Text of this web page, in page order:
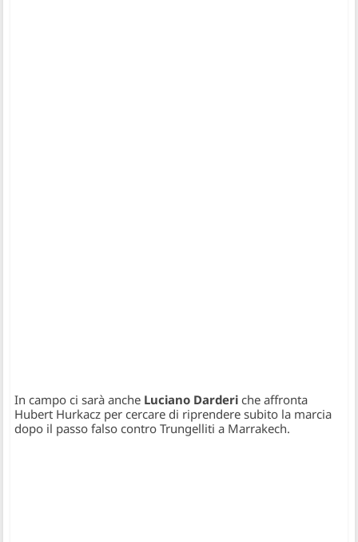
In campo ci sarà anche Luciano Darderi che affronta
Hubert Hurkacz per cercare di riprendere subito la marcia
dopo il passo falso contro Trungelliti a Marrakech.